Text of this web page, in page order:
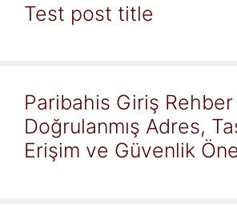
Test post title
Paribahis Giriş Rehber
Doğrulanmış Adres,
Erişim ve Güvenlik